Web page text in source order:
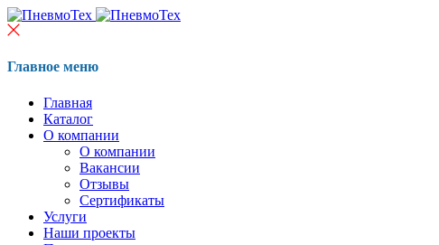
Главное меню
Главная
Каталог
О компании
О компании
Вакансии
Отзывы
Сертификаты
Услуги
Наши проекты